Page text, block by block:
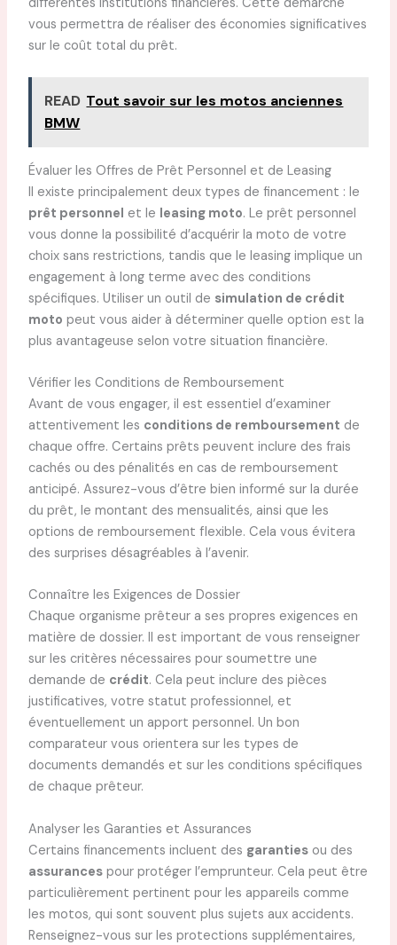
vous permettra de réaliser des économies significatives
sur le coût total du prêt.
READ Tout savoir sur les motos anciennes
BMW
Évaluer les Offres de Prêt Personnel et de Leasing
Il existe principalement deux types de financement : le
prêt personnel et le leasing moto. Le prêt personnel
vous donne la possibilité d’acquérir la moto de votre
choix sans restrictions, tandis que le leasing implique un
engagement à long terme avec des conditions
spécifiques. Utiliser un outil de simulation de crédit
moto peut vous aider à déterminer quelle option est la
plus avantageuse selon votre situation financière.
Vérifier les Conditions de Remboursement
Avant de vous engager, il est essentiel d’examiner
attentivement les conditions de remboursement de
chaque offre. Certains prêts peuvent inclure des frais
cachés ou des pénalités en cas de remboursement
anticipé. Assurez-vous d’être bien informé sur la durée
du prêt, le montant des mensualités, ainsi que les
options de remboursement flexible. Cela vous évitera
des surprises désagréables à l’avenir.
Connaître les Exigences de Dossier
Chaque organisme prêteur a ses propres exigences en
matière de dossier. Il est important de vous renseigner
sur les critères nécessaires pour soumettre une
demande de crédit. Cela peut inclure des pièces
justificatives, votre statut professionnel, et
éventuellement un apport personnel. Un bon
comparateur vous orientera sur les types de
documents demandés et sur les conditions spécifiques
de chaque prêteur.
Analyser les Garanties et Assurances
Certains financements incluent des garantiesou des
assurancespour protéger l’emprunteur. Cela peut être
particulièrement pertinent pour les appareils comme
les motos, qui sont souvent plus sujets aux accidents.
Renseignez-vous sur les protections supplémentaires,